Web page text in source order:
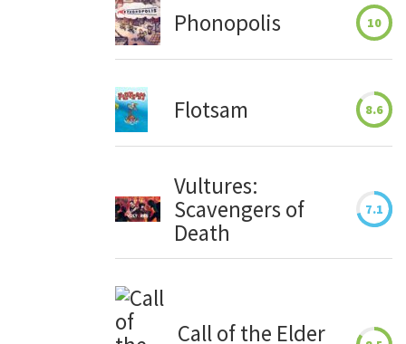
Phonopolis 10
Flotsam 8.6
Vultures:
Scavengers of
Death
7.1
Call of the Elder